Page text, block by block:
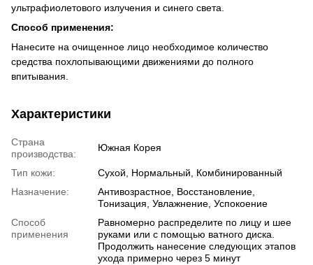
ультрафиолетового излучения и синего света.
Способ применения:
Нанесите на очищенное лицо необходимое количество
средства похлопывающими движениями до полного
впитывания.
Характеристики
Страна
производства:
Южная Корея
Тип кожи:
Сухой, Нормальный, Комбинированный
Назначение:
Антивозрастное, Восстановление,
Тонизация, Увлажнение, Успокоение
Способ
применения
Равномерно распределите по лицу и шее
руками или с помощью ватного диска.
Продолжить нанесение следующих этапов
ухода примерно через 5 минут